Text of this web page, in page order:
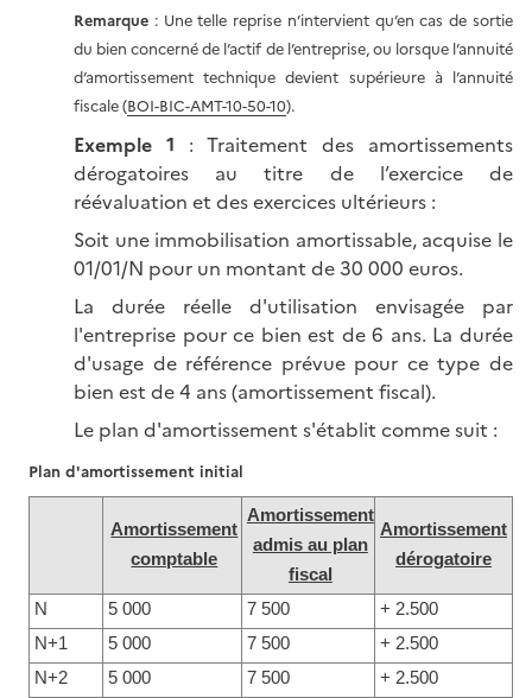
Remarque : Une telle reprise n’intervient qu’en cas de sortie
du bien concerné de l’actif de l’entreprise, ou lorsque l’annuité
d’amortissement technique devient supérieure à l’annuité
fiscale (BOI-BIC-AMT-10-50-10).
Exemple 1 : Traitement des amortissements
dérogatoires au titre de l’exercice de
réévaluation et des exercices ultérieurs :
Soit une immobilisation amortissable, acquise le
01/01/N pour un montant de 30 000 euros.
La durée réelle d'utilisation envisagée par
l'entreprise pour ce bien est de 6 ans. La durée
d'usage de référence prévue pour ce type de
bien est de 4 ans (amortissement fiscal).
Le plan d'amortissement s'établit comme suit :
Plan d'amortissement initial
Amortissement
comptable
Amortissement
admis au plan
fiscal
Amortissement
dérogatoire
N 5 000 7 500
+ 2.500
N+1
5 000 7 500
+ 2.500
N+2
5 000 7 500
+ 2.500